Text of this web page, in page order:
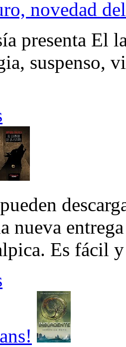
novedad
presenta El
suspenso,
nueva
Es fácil